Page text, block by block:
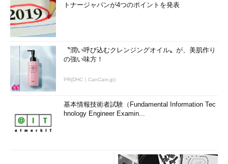
トナージャパンが4つのポイントを発表
〝潤い呼び込むクレンジングオイル〟が、美肌作り
の強い味方！
PR(DHC｜CanCam.jp)
基本情報技術者試験（Fundamental Information Tec
hnology Engineer Examin...